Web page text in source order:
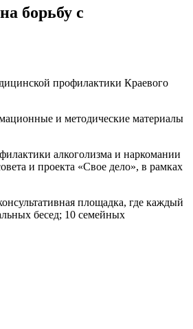
борьбу с
профилактики Краевого
и методические материалы
алкоголизма и наркомании
и проекта «Свое дело», в рамках
площадка, где каждый
бесед; 10 семейных